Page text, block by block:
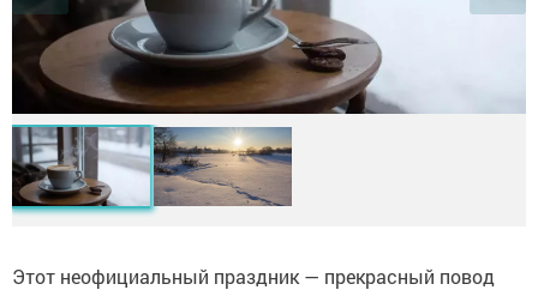
Этот неофициальный праздник — прекрасный повод